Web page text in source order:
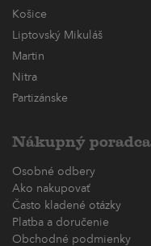
Košice
Liptovský Mikuláš
Martin
Nitra
Partizánske
Nákupný poradca
Osobné odbery
Ako nakupovať
Často kladené otázky
Platba a doručenie
Obchodné podmienky